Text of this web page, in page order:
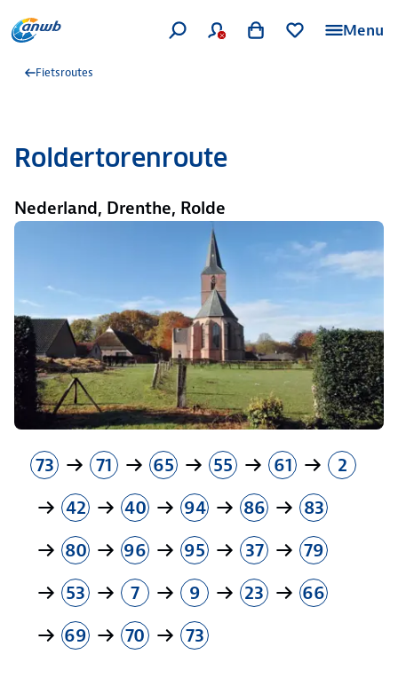
Menu
Fietsroutes
Roldertorenroute
Nederland, Drenthe, Rolde
73 71 65 55 61
2
42
40 94 86
83
80
96 95 37
79
53
7 9 23
66
69
70 73